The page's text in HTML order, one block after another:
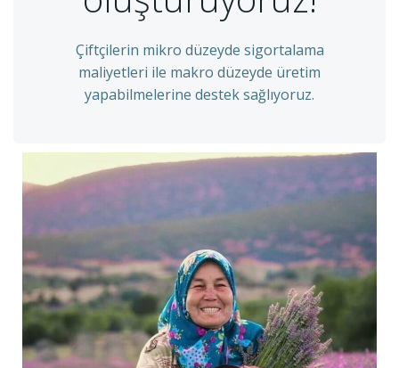
Çiftçilerin mikro düzeyde sigortalama
maliyetleri ile makro düzeyde üretim
yapabilmelerine destek sağlıyoruz.